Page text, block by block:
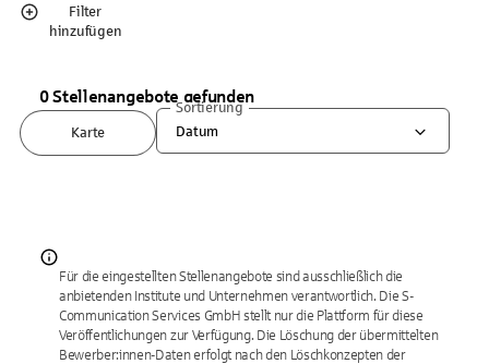
Filter
hinzufügen
0 Stellenangebote gefunden
Karte
Sortierung
Datum
Für die eingestellten Stellenangebote sind ausschließlich die
anbietenden Institute und Unternehmen verantwortlich. Die S-
Communication Services GmbH stellt nur die Plattform für diese
Veröffentlichungen zur Verfügung. Die Löschung der übermittelten
Bewerber:innen-Daten erfolgt nach den Löschkonzepten der